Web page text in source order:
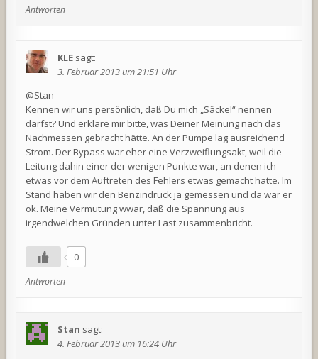
Antworten
KLE sagt:
3. Februar 2013 um 21:51 Uhr
@Stan
Kennen wir uns persönlich, daß Du mich „Säckel“ nennen
darfst? Und erkläre mir bitte, was Deiner Meinung nach das
Nachmessen gebracht hätte. An der Pumpe lag ausreichend
Strom. Der Bypass war eher eine Verzweiflungsakt, weil die
Leitung dahin einer der wenigen Punkte war, an denen ich
etwas vor dem Auftreten des Fehlers etwas gemacht hatte. Im
Stand haben wir den Benzindruck ja gemessen und da war er
ok. Meine Vermutung wwar, daß die Spannung aus
irgendwelchen Gründen unter Last zusammenbricht.
0
Antworten
Stan sagt:
4. Februar 2013 um 16:24 Uhr